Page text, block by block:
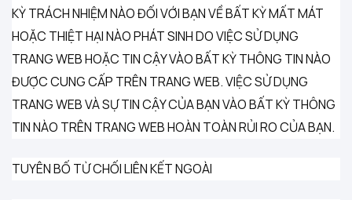
KỲ TRÁCH NHIỆM NÀO ĐỐI VỚI BẠN VỀ BẤT KỲ MẤT MÁT
HOẶC THIỆT HẠI NÀO PHÁT SINH DO VIỆC SỬ DỤNG
TRANG WEB HOẶC TIN CẬY VÀO BẤT KỲ THÔNG TIN NÀO
ĐƯỢC CUNG CẤP TRÊN TRANG WEB. VIỆC SỬ DỤNG
TRANG WEB VÀ SỰ TIN CẬY CỦA BẠN VÀO BẤT KỲ THÔNG
TIN NÀO TRÊN TRANG WEB HOÀN TOÀN RỦI RO CỦA BẠN.
TUYÊN BỐ TỪ CHỐI LIÊN KẾT NGOÀI